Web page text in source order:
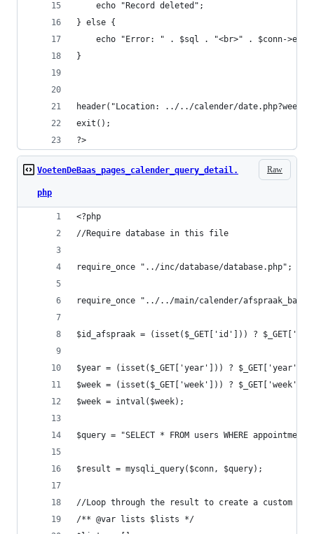
    echo "Record deleted";
} else {
echo "Error: " . $sql . "<br>" . $conn-
}
header("Location: ../../calender/
exit();
?>
Raw
VoetenDeBaas_pages_calender_query_detail.
php
<?php
//Require database in this file
require_once "../inc/database/database.php";
require_once "../../main/calender/
$id_afspraak = (isset($_GET['id'])) ?
$year = (isset($_GET['year'])) ? $_GET['year']
$week = (isset($_GET['week'])) ? $_GET['week']
$week = intval($week);
$query = "SELECT * FROM users WHERE
$result = mysqli_query($conn, $query);
//Loop through the result to create a custom
/** @var lists $lists */